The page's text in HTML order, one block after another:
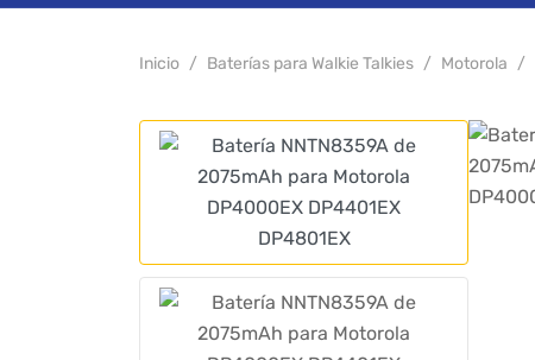
Inicio Baterías para Walkie Talkies Motorola